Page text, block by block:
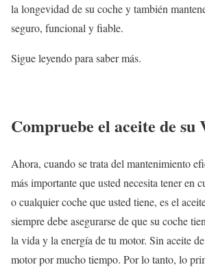
la longevidad de su coche y también
seguro, funcional y fiable.
Sigue leyendo para saber más.
Compruebe el aceite de su
Ahora, cuando se trata del mantenimiento
más importante que usted necesita tener en
o cualquier coche que usted tiene, es el
siempre debe asegurarse de que su coche
la vida y la energía de tu motor. Sin aceite
motor por mucho tiempo. Por lo tanto, lo